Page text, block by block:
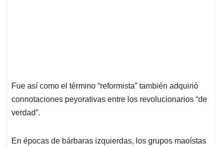
Fue así como el término “reformista” también adquirió
connotaciones peyorativas entre los revolucionarios “de
verdad”.
En épocas de bárbaras izquierdas, los grupos maoístas